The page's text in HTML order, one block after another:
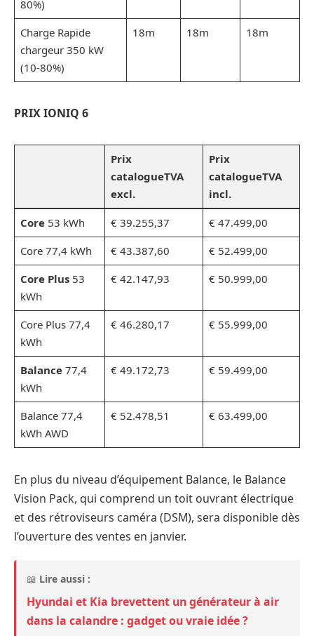
80%)
Charge Rapide ​
chargeur 350 kW
(10-80%)
18m 18m 18m
PRIX IONIQ 6
Prix
catalogueTVA
excl.
Prix
catalogueTVA
incl.
Core53 kWh € 39.255,37
€ 47.499,00
Core 77,4 kWh
€ 43.387,60
€ 52.499,00
Core Plus53
kWh
€ 42.147,93 € 50.999,00
Core Plus 77,4
kWh
€ 46.280,17 € 55.999,00
Balance77,4
kWh
€ 49.172,73 € 59.499,00
Balance 77,4
kWh AWD
€ 52.478,51 € 63.499,00
En plus du niveau d’équipement Balance, le Balance
Vision Pack, qui comprend un toit ouvrant électrique
et des rétroviseurs caméra (DSM), sera disponible dès
l’ouverture des ventes en janvier.
📖 Lire aussi :
Hyundai et Kia brevettent un générateur à air
dans la calandre : gadget ou vraie idée ?